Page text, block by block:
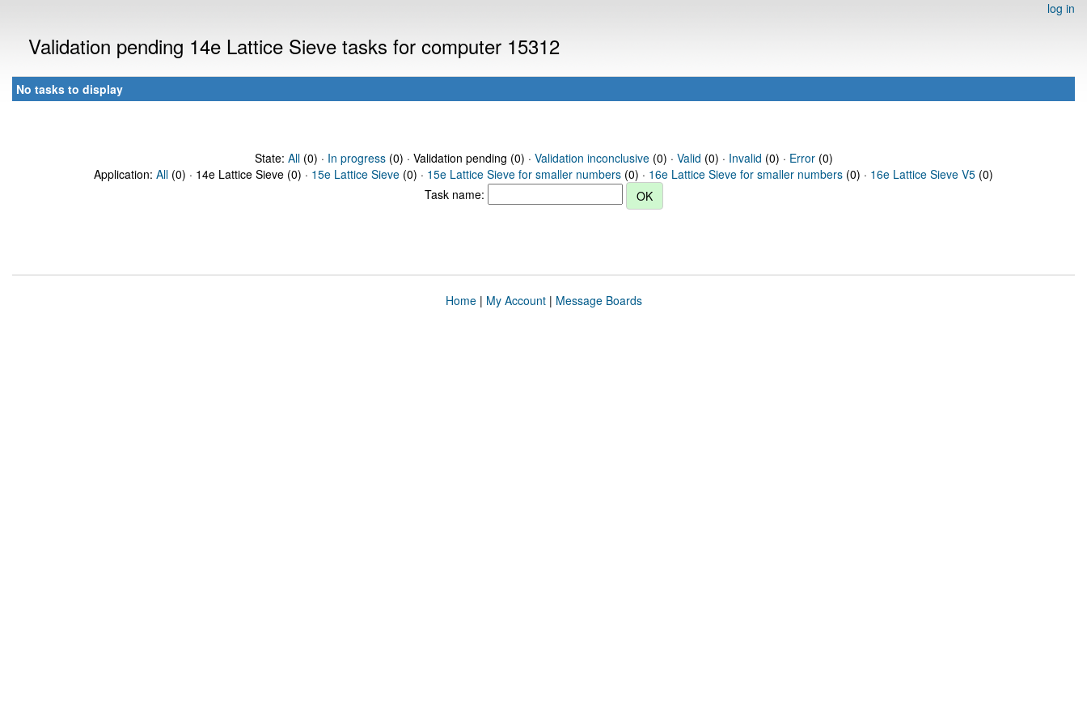
log in
Validation pending 14e Lattice Sieve tasks for computer 15312
No tasks to display
State: All(0) · In progress(0) · Validation pending (0) · Validation inconclusive(0) · Valid (0) · Invalid (0) · Error(0)
Application: All (0) · 14e Lattice Sieve (0) · 15e Lattice Sieve (0) · 15e Lattice Sieve for smaller numbers (0) · 16e Lattice Sieve for smaller numbers (0) · 16e Lattice Sieve V5 (0)
Task name:
Home| My Account| Message Boards